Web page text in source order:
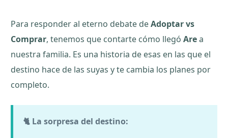
Para responder al eterno debate deAdoptar vs
Comprar, tenemos que contarte cómo llegó Area
nuestra familia. Es una historia de esas en las que el
destino hace de las suyas y te cambia los planes por
completo.
🐈 La sorpresa del destino: